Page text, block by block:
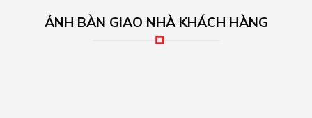
ẢNH BÀN GIAO NHÀ KHÁCH HÀNG